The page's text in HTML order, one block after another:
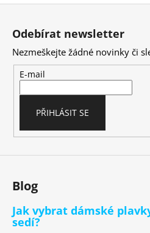
Z
Odebírat newsletter
Nezmeškejte žádné novinky či
E-mail
PŘIHLÁSIT SE
Blog
Jak vybrat dámské
sedí?